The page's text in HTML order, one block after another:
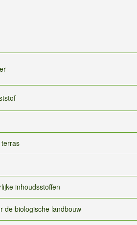
inhoudsstoffen
de biologische landbouw